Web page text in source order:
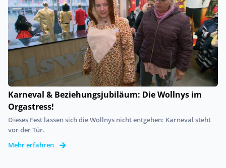
Karneval & Beziehungsjubiläum: Die Wollnys im
Orgastress!
Dieses Fest lassen sich die Wollnys nicht entgehen: Karneval steht
vor der Tür.
Mehr erfahren